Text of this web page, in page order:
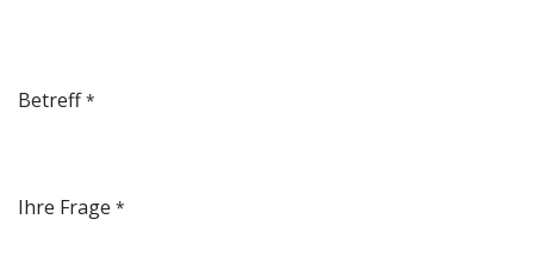
Betreff*
Ihre Frage *